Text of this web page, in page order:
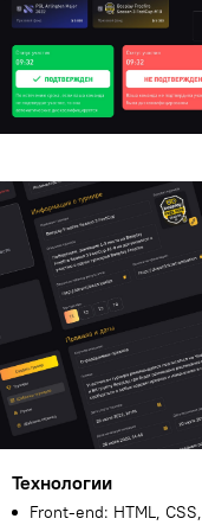
Технологии
Front-end: HTML,